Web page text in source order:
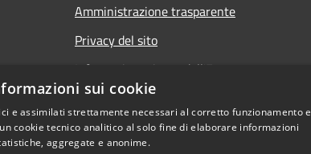
Amministrazione trasparente
Privacy del sito
Informativa privacy dell'Ente
Note legali
Dichiarazione di accessibilità
sui cookie
e assimilati strettamente necessari al corretto funzionamento e
cookie tecnico analitico al solo fine di elaborare informazioni
aggregate e anonime.